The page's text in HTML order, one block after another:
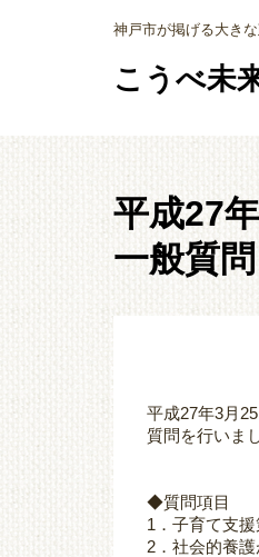
神戸市が掲げる大き
こうべ未
平成27
一般質問
平成27年3月
質問を行いま
◆質問項目
1．子育て支
2．社会的養